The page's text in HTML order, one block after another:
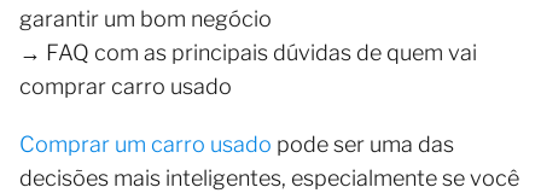
garantir um bom negócio
→ FAQ com as principais dúvidas de quem vai
comprar carro usado
Comprar um carro usado pode ser uma das
decisões mais inteligentes, especialmente se você